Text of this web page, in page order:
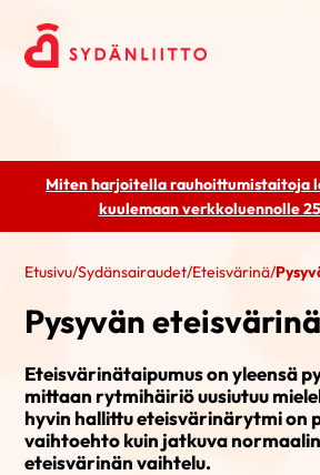
Miten harjoitella rauhoittumistaitoja
kuulemaanverkkoluennolle
Etusivu/Sydänsairaudet/Eteisvärinä/
Pysyvän
Eteisvärinätaipumus on yleensä
mittaan rytmihäiriö uusiutuu
hyvin hallittu eteisvärinärytmi on
vaihtoehto kuin jatkuva
eteisvärinän vaihtelu.